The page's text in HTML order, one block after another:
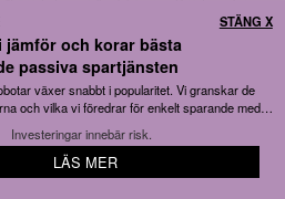
råd till dig. Detta innebär att
som direkt eller indirekt härrörande
till Börskollen, alltid fattas
frånsäger sig allt ansvar för eventuell
vara som grundar sig på användandet av
AB. All rights reserved.
från över 100
jämför och korar bästa
passiva spartjänsten
växer snabbt i popularitet. Vi granskar de
och vilka vi föredrar för enkelt sparande med
Investeringar innebär risk.
LÄS MER
STÄNG X